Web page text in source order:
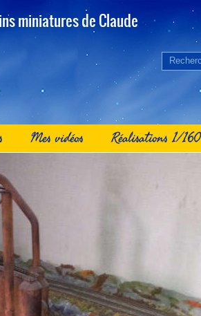
miniatures de Claude
Mes vidéos Réalisations 1/160